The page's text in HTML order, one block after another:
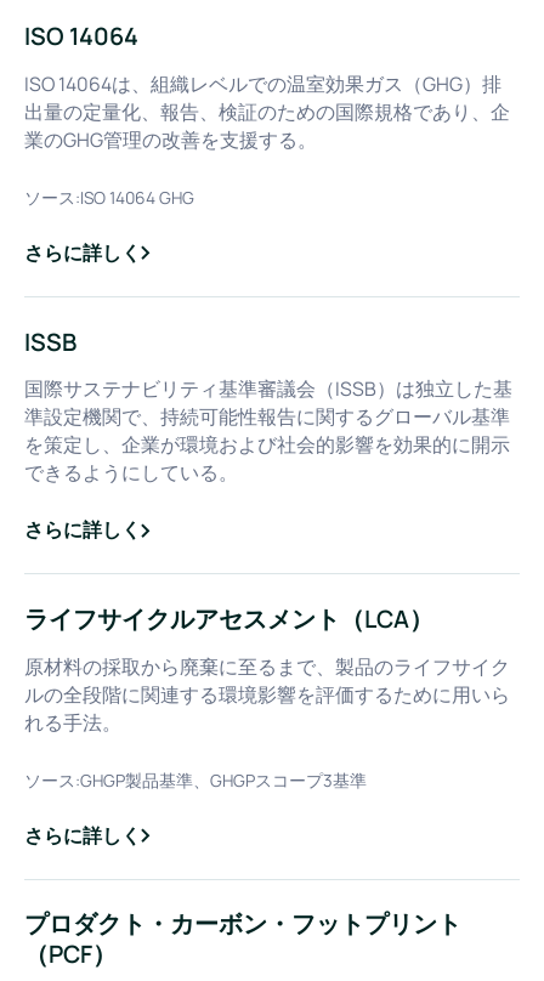
ISO 14064
ISO 14064は、組織レベルでの温室効果ガス（GHG）排
出量の定量化、報告、検証のための国際規格であり、企
業のGHG管理の改善を支援する。
ソース:ISO 14064 GHG
さらに詳しく
about
ISO 14064
ISSB
国際サステナビリティ基準審議会（ISSB）は独立した基
準設定機関で、持続可能性報告に関するグローバル基準
を策定し、企業が環境および社会的影響を効果的に開示
できるようにしている。
さらに詳しく
about
ISSB
ライフサイクルアセスメント（LCA）
原材料の採取から廃棄に至るまで、製品のライフサイク
ルの全段階に関連する環境影響を評価するために用いら
れる手法。
ソース:GHGP製品基準、GHGPスコープ3基準
さらに詳しく
about
ライフサイクルアセスメント（LCA）
プロダクト・カーボン・フットプリント
（PCF）